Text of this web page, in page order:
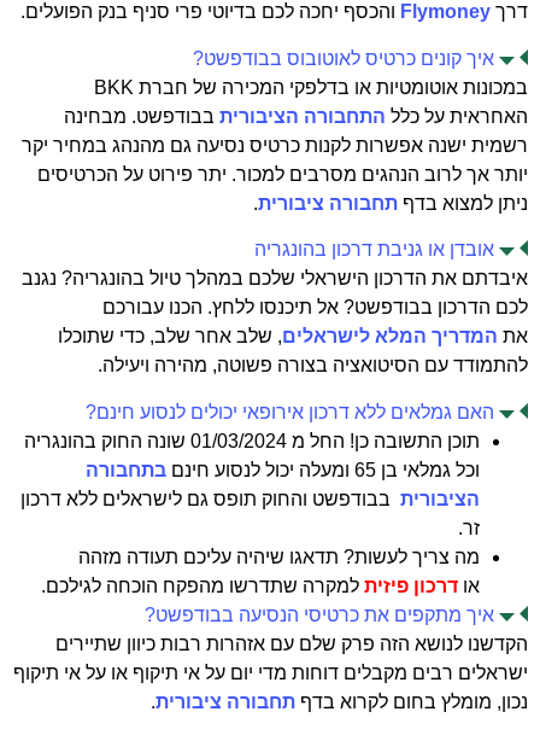
דרך Flymoney והכסף יחכה לכם בדיוטי פרי סניף בנק הפועלים.
איך קונים כרטיס לאוטובוס בבודפשט?
במכונות אוטומטיות או בדלפקי המכירה של חברת BKK
האחראית על כלל התחבורה הציבורית בבודפשט. מבחינה
רשמית ישנה אפשרות לקנות כרטיס נסיעה גם מהנהג במחיר יקר
יותר אך לרוב הנהגים מסרבים למכור. יתר פירוט על הכרטיסים
ניתן למצוא בדף תחבורה ציבורית.
אובדן או גניבת דרכון בהונגריה
איבדתם את הדרכון הישראלי שלכם במהלך טיול בהונגריה? נגנב
לכם הדרכון בבודפשט? אל תיכנסו ללחץ. הכנו עבורכם
את המדריך המלא לישראלים, שלב אחר שלב, כדי שתוכלו
להתמודד עם הסיטואציה בצורה פשוטה, מהירה ויעילה.
האם גמלאים ללא דרכון אירופאי יכולים לנסוע חינם?
תוכן התשובה כן! החל מ 01/03/2024 שונה החוק בהונגריה
וכל גמלאי בן 65 ומעלה יכול לנסוע חינם
בתחבורה
הציבורית בבודפשט והחוק תופס גם לישראלים ללא דרכון
זר.
מה צריך לעשות? תדאגו שיהיה עליכם תעודה מזהה
או דרכון פיזית למקרה שתדרשו מהפקח הוכחה לגילכם.
איך מתקפים את כרטיסי הנסיעה בבודפשט?
הקדשנו לנושא הזה פרק שלם עם אזהרות רבות כיוון שתיירים
ישראלים רבים מקבלים דוחות מדי יום על אי תיקוף או על אי תיקוף
נכון, מומלץ בחום לקרוא בדף תחבורה ציבורית.